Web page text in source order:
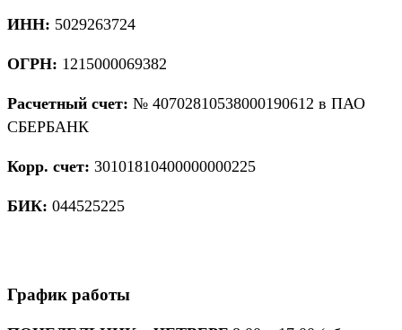
ИНН: 5029263724
ОГРН: 1215000069382
Расчетный счет: № 40702810538000190612 в ПАО
СБЕРБАНК
Корр. счет: 30101810400000000225
БИК: 044525225
График работы